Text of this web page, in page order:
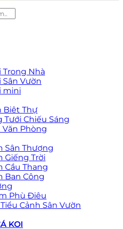
Trong Nhà
Sân Vườn
mini
Biêt Thự
Tưới Chiếu Sáng
Văn Phòng
Sân Thượng
Giếng Trời
Cầu Thang
Ban Công
Phù Điêu
Cảnh Sân Vườn
KOI